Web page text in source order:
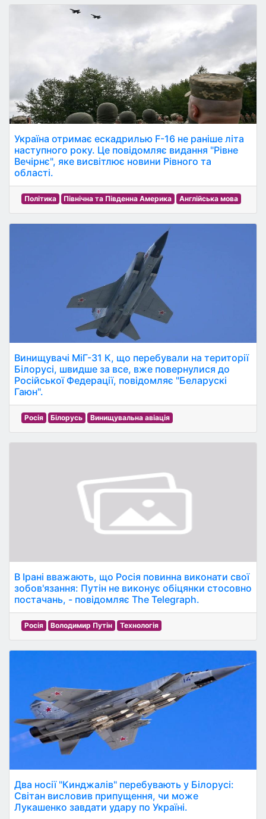
Україна отримає ескадрилью F-16 не раніше літа
наступного року. Це повідомляє видання "Рівне
Вечірнє", яке висвітлює новини Рівного та
області.
Політика Північна та Південна Америка Англійська мова
Винищувачі МіГ-31 К, що перебували на території
Білорусі, швидше за все, вже повернулися до
Російської Федерації, повідомляє "Беларускі
Гаюн".
Росія Білорусь Винищувальна авіація
В Ірані вважають, що Росія повинна виконати свої
зобов'язання: Путін не виконує обіцянки стосовно
постачань, - повідомляє The Telegraph.
Росія Володимир Путін Технологія
Два носії "Кинджалів" перебувають у Білорусі:
Світан висловив припущення, чи може
Лукашенко завдати удару по Україні.